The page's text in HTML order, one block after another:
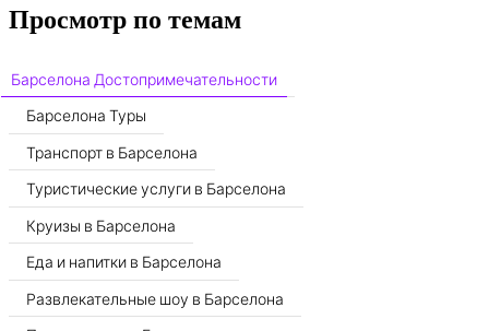
Просмотр по темам
Барселона Достопримечательности
Барселона Туры
Транспорт в Барселона
Туристические услуги в Барселона
Круизы в Барселона
Еда и напитки в Барселона
Развлекательные шоу в Барселона